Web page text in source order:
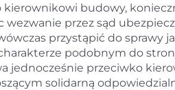
budowy,
wezwanie przez sąd
przystąpić do sprawy
podobnym do
jednocześnie przeciwko
solidarną